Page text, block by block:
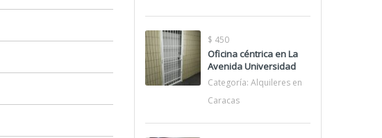
$ 450
Oficina céntrica en La
Avenida Universidad
Categoría: Alquileres en
Caracas